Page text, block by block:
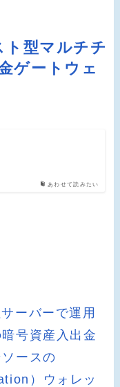
型マルチチ
ゲートウェ
あわせて読みたい
ーバーで運用
号資産入出金
ースの
）ウォレッ